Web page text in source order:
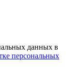
данных в
персональных